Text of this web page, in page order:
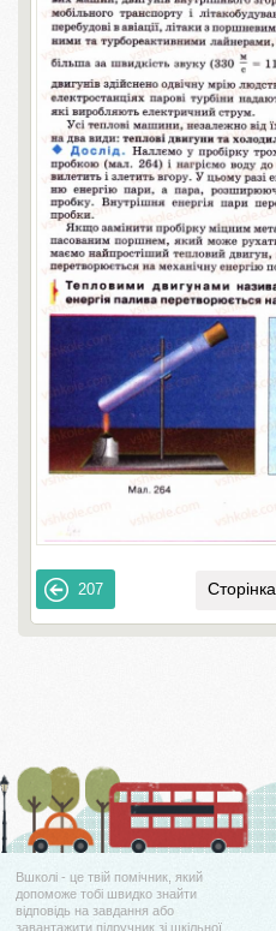
207 Сторінка
Вшколі - це твій помічник, який
допоможе тобі швидко знайти
відповідь на завдання або
завантажити підручник зі шкільної